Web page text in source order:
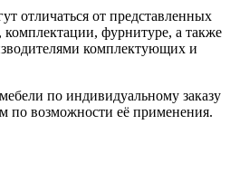
отличаться от представленных
комплектации, фурнитуре, а также
комплектующих и
по индивидуальному заказу
по возможности её применения.